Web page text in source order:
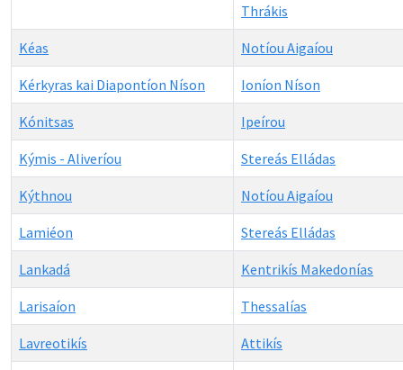
Thrákis
Kéas Notíou Aigaíou
Kérkyras kai Diapontíon Níson Ioníon Níson
Kónitsas Ipeírou
Kýmis - Aliveríou Stereás Elládas
Kýthnou Notíou Aigaíou
Lamiéon Stereás Elládas
Lankadá Kentrikís Makedonías
Larisaíon Thessalías
Lavreotikís Attikís